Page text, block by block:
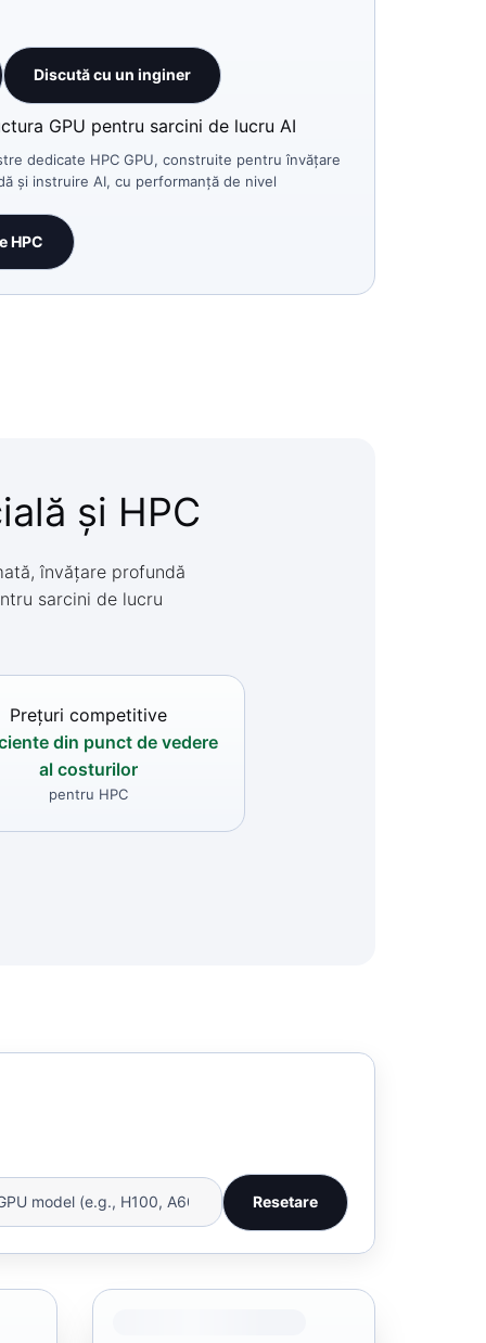
Discută cu un inginer
GPU pentru sarcini de lucru AI
dedicate HPC GPU, construite pentru învățare
și instruire AI, cu performanță de nivel
HPC
și HPC
învățare profundă
sarcini de lucru
Prețuri competitive
din punct de vedere
al costurilor
pentru HPC
Resetare